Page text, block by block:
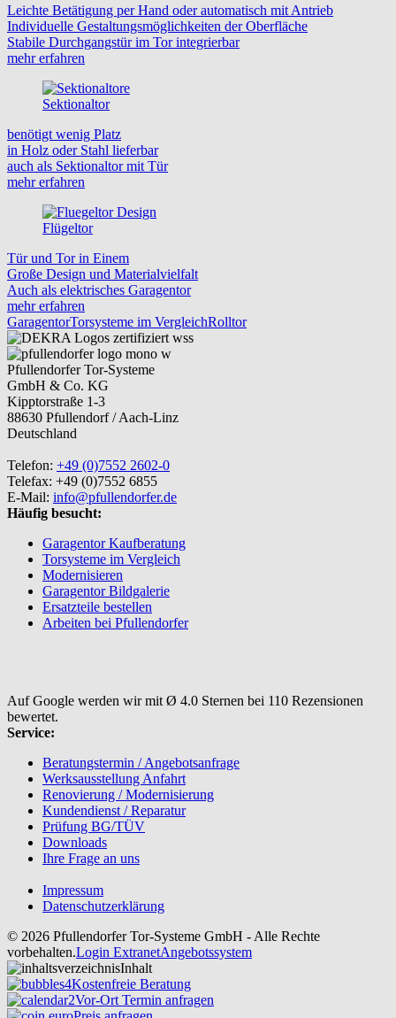
Leichte Betätigung per Hand oder automatisch mit Antrieb
Individuelle Gestaltungsmöglichkeiten der Oberfläche
Stabile Durchgangstür im Tor integrierbar
mehr erfahren
Sektionaltor
benötigt wenig Platz
in Holz oder Stahl lieferbar
auch als Sektionaltor mit Tür
mehr erfahren
Flügeltor
Tür und Tor in Einem
Große Design und Materialvielfalt
Auch als elektrisches Garagentor
mehr erfahren
GaragentorTorsysteme im VergleichRolltor
Pfullendorfer Tor-Systeme
GmbH & Co. KG
Kipptorstraße 1-3
88630 Pfullendorf / Aach-Linz
Deutschland
Telefon: +49 (0)7552 2602-0
Telefax: +49 (0)7552 6855
E-Mail: info@pfullendorfer.de
Häufig besucht:
Garagentor Kaufberatung
Torsysteme im Vergleich
Modernisieren
Garagentor Bildgalerie
Ersatzteile bestellen
Arbeiten bei Pfullendorfer
Auf Google werden wir mit Ø 4.0 Sternen bei 110 Rezensionen
bewertet.
Service:
Beratungstermin / Angebotsanfrage
Werksausstellung Anfahrt
Renovierung / Modernisierung
Kundendienst / Reparatur
Prüfung BG/TÜV
Downloads
Ihre Frage an uns
Impressum
Datenschutzerklärung
© 2026 Pfullendorfer Tor-Systeme GmbH - Alle Rechte
vorbehalten.Login ExtranetAngebotssystem
Inhalt
Kostenfreie Beratung
Vor-Ort Termin anfragen